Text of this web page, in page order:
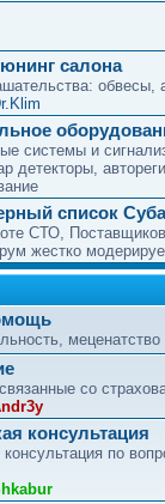
салона
обвесы,
системы и
детекторы,
список
СТО,
жестко
меценатство
со
консультация
по